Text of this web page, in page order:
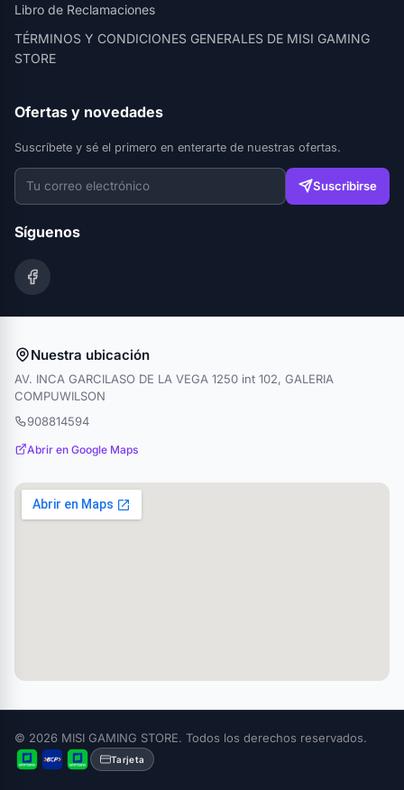
Libro de Reclamaciones
TÉRMINOS Y CONDICIONES GENERALES DE MISI GAMING
STORE
Ofertas y novedades
Suscríbete y sé el primero en enterarte de nuestras ofertas.
Suscribirse
Síguenos
Nuestra ubicación
AV. INCA GARCILASO DE LA VEGA 1250 int 102, GALERIA
COMPUWILSON
908814594
Abrir en Google Maps
© 2026 MISI GAMING STORE. Todos los derechos reservados.
Tarjeta